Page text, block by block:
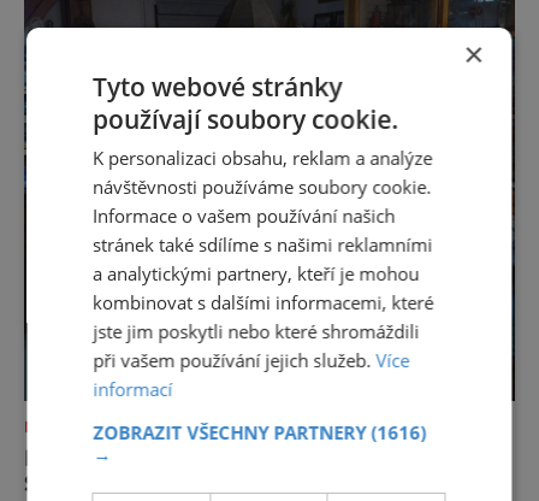
NEJKRÁSNĚJŠÍ PAMÁTKY
MODEL FRANTIŠKOLÁZEŇSKÉ
SYNAGOGY V SOUVISLOSTECH
×
Tyto webové stránky
používají soubory cookie.
K personalizaci obsahu, reklam a analýze
návštěvnosti používáme soubory cookie.
Informace o vašem používání našich
stránek také sdílíme s našimi reklamními
a analytickými partnery, kteří je mohou
kombinovat s dalšími informacemi, které
jste jim poskytli nebo které shromáždili
při vašem používání jejich služeb.Více
informací
ZOBRAZIT VŠECHNY PARTNERY(1616)
→